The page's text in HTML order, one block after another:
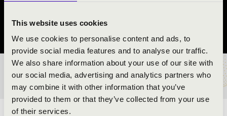
This website uses cookies
We use cookies to personalise content and ads, to
provide social media features and to analyse our traffic.
We also share information about your use of our site with
our social media, advertising and analytics partners who
may combine it with other information that you’ve
provided to them or that they’ve collected from your use
of their services.
BÉRLET- ÉS JEGYÁRAK